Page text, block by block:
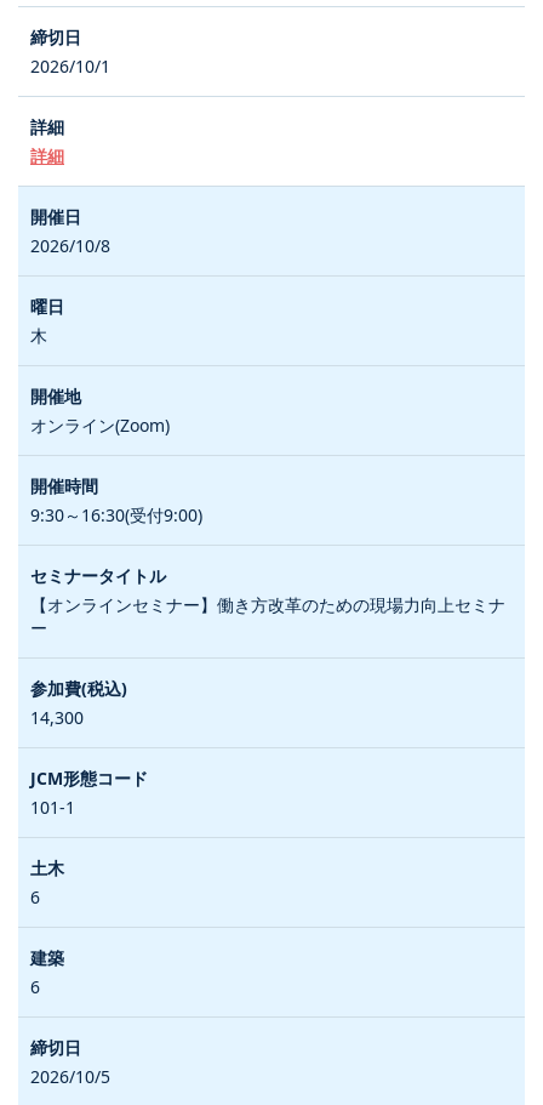
2026/10/1
詳細
2026/10/8
木
オンライン(Zoom)
9:30～16:30(受付9:00)
【オンラインセミナー】働き方改革のための現場力向上セミナ
ー
14,300
101-1
6
6
2026/10/5